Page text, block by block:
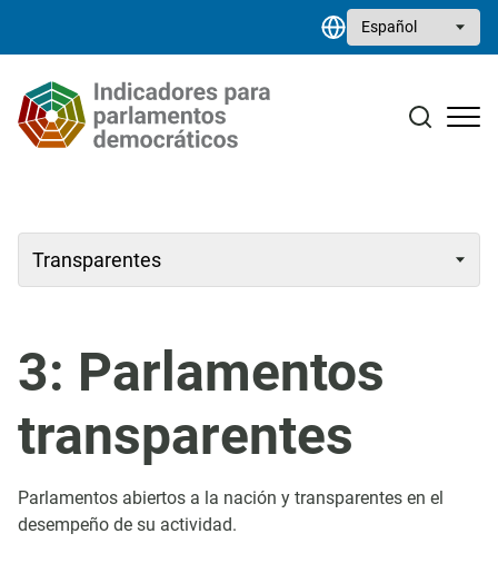
Select your language
Biblioteca de recursos
Contacto
3: Parlamentos
transparentes
Parlamentos abiertos a la nación y transparentes en el
desempeño de su actividad.